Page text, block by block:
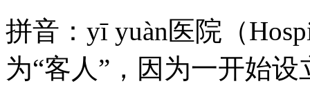
拼音：yī yuàn医院（
为“客人”，因为一开始